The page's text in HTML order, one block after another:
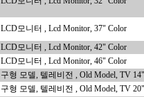
LCD모니터 , Lcd Monitor, 37" Color
LCD모니터 , Lcd Monitor, 42" Color
LCD모니터 , Lcd Monitor, 46" Color
구형 모델, 텔레비전 , Old Model, TV
구형 모델, 텔레비전 , Old Model, TV